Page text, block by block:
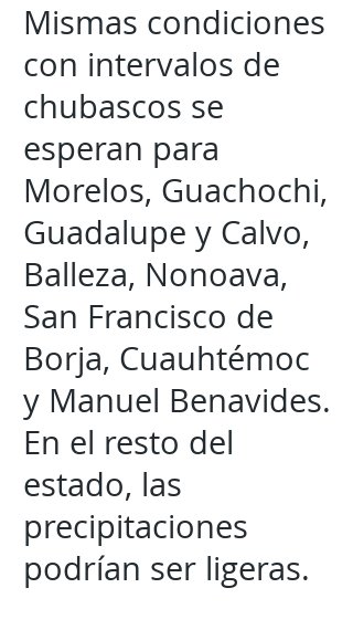
Mismas condiciones
con intervalos de
chubascos se
esperan para
Morelos, Guachochi,
Guadalupe y Calvo,
Balleza, Nonoava,
San Francisco de
Borja, Cuauhtémoc
y Manuel Benavides.
En el resto del
estado, las
precipitaciones
podrían ser ligeras.